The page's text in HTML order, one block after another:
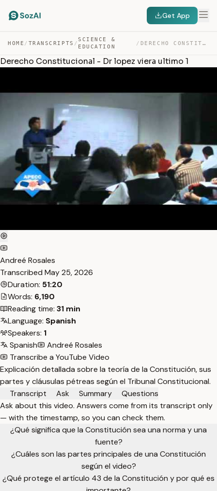
Get App
HOME / TRANSCRIPTS /
SCIENCE &
EDUCATION
/ DERECHO CONSTITUCIONAL – DR LOPEZ VIERA ULTIMO 1 — TRANSCRIPT
Derecho Constitucional - Dr lopez viera ultimo 1
Andreé Rosales
Transcribed May 25, 2026
Duration: 51:20
Words: 6,190
Reading time: 31 min
Language: Spanish
Speakers: 1
Spanish
Andreé Rosales
Transcribe a YouTube Video
Explicación detallada sobre la teoría de la Constitución, sus
partes y cláusulas pétreas según el Tribunal Constitucional.
Transcript
Ask Summary
Questions
Ask about this video. Answers come from its transcript only
— with the timestamp, so you can check them.
¿Qué significa que la Constitución sea una norma y una
fuente?
¿Cuáles son las partes principales de una Constitución
según el video?
¿Qué protege el artículo 43 de la Constitución y por qué es